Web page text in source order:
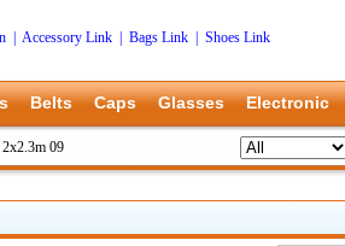
Accessory Link Bags Link
Shoes Link
Belts Caps Glasses Electronic
09